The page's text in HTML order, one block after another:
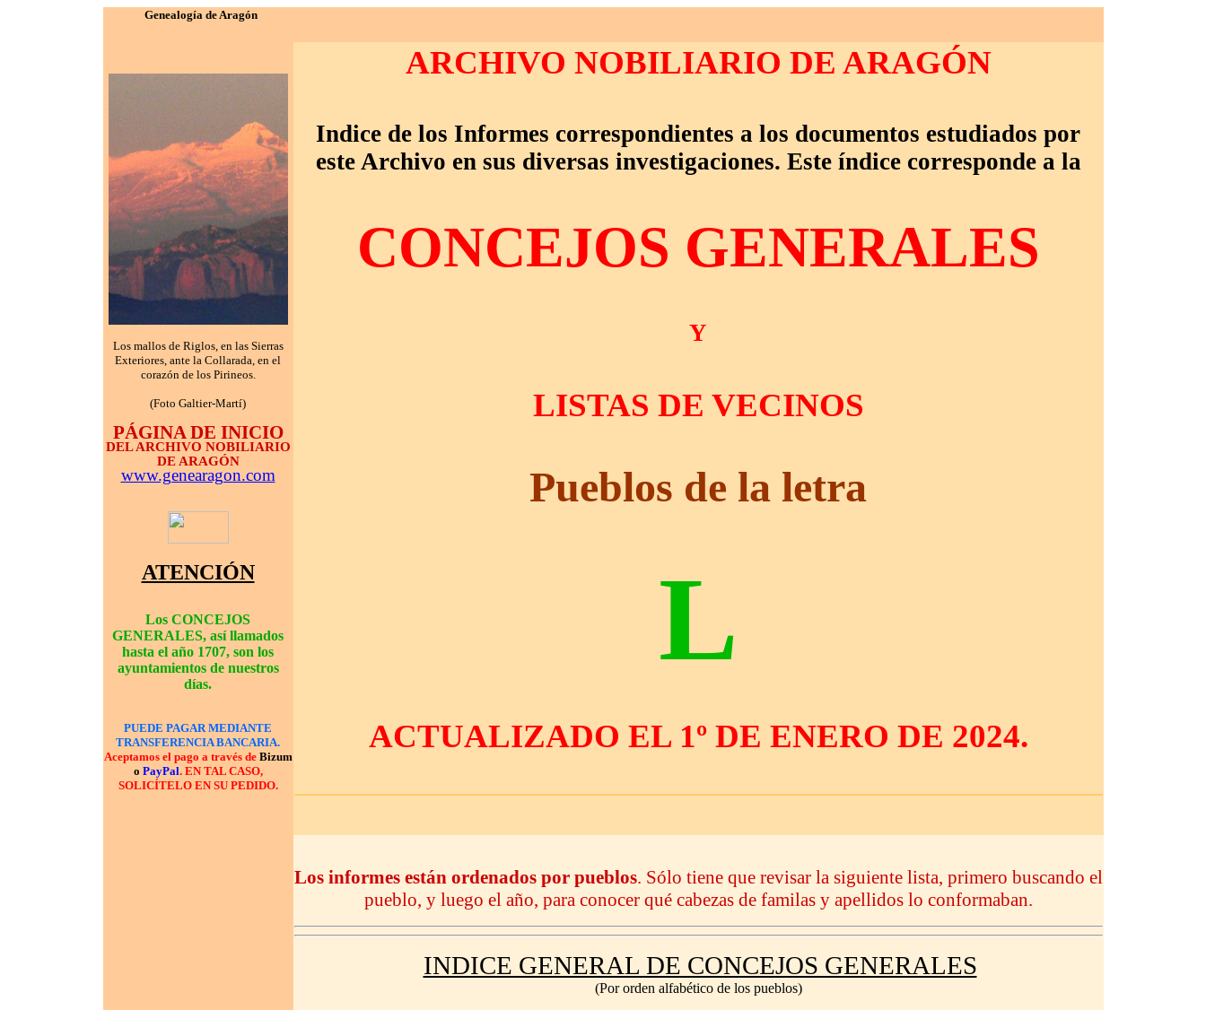
Genealogía de Aragón
Los mallos de Riglos, en las Sierras
Exteriores, ante la Collarada, en el
corazón de los Pirineos.
(Foto Galtier-Martí)
PÁGINA DE INICIO
DEL ARCHIVO NOBILIARIO
DE ARAGÓN
www.genearagon.com
ATENCIÓN
Los CONCEJOS
GENERALES, así llamados
hasta el año 1707, son los
ayuntamientos de nuestros
días.
PUEDE PAGAR MEDIANTE
TRANSFERENCIA BANCARIA.
Aceptamos el pago a través de Bizum
o PayPal. EN TAL CASO,
SOLICÍTELO EN SU PEDIDO.
ARCHIVO NOBILIARIO DE ARAGÓN
Indice de los Informes correspondientes a los documentos estudiados por
este Archivo en sus diversas investigaciones. Este índice corresponde a la
CONCEJOS GENERALES
Y
LISTAS DE VECINOS
Pueblos de la letra
L
ACTUALIZADO EL 1º DE ENERO DE 2024.
Los informes están ordenados por pueblos. Sólo tiene que revisar la siguiente lista, primero buscando el
pueblo, y luego el año, para conocer qué cabezas de familas y apellidos lo conformaban.
INDICE GENERAL DE CONCEJOS GENERALES
(Por orden alfabético de los pueblos)